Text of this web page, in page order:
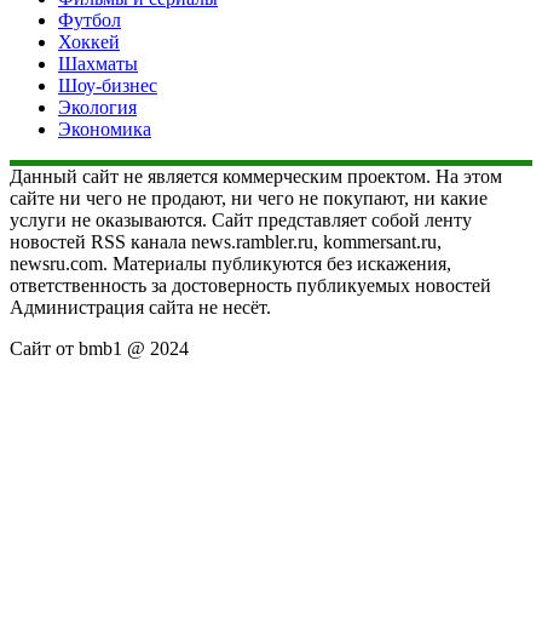
Футбол
Хоккей
Шахматы
Шоу-бизнес
Экология
Экономика
Данный сайт не является коммерческим проектом. На этом
сайте ни чего не продают, ни чего не покупают, ни какие
услуги не оказываются. Сайт представляет собой ленту
новостей RSS канала news.rambler.ru, kommersant.ru,
newsru.com. Материалы публикуются без искажения,
ответственность за достоверность публикуемых новостей
Администрация сайта не несёт.
Сайт от bmb1 @ 2024